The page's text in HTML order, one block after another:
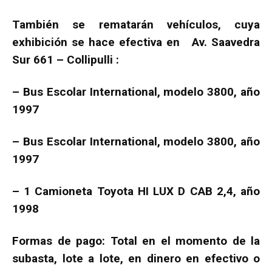
También se rematarán vehículos, cuya
exhibición se hace efectiva en Av. Saavedra
Sur 661 – Collipulli :
– Bus Escolar International, modelo 3800, año
1997
– Bus Escolar International, modelo 3800, año
1997
– 1 Camioneta Toyota HI LUX D CAB 2,4, año
1998
Formas de pago: Total en el momento de la
subasta, lote a lote, en dinero en efectivo o